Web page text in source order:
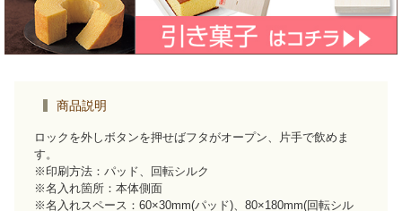
商品説明
ロックを外しボタンを押せばフタがオープン、片手で飲めま
す。
※印刷方法：パッド、回転シルク
※名入れ箇所：本体側面
※名入れスペース：60×30mm(パッド)、80×180mm(回転シル